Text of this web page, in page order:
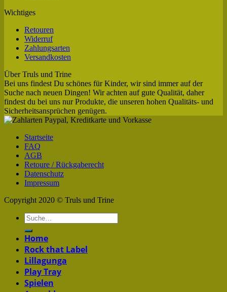
Wichtiges
Retouren
Widerruf
Zahlungsarten
Versandkosten
Über Truls und Trine
Bei uns findest Du schönes für Kinder, wir sind immer auf der
Suche nach neuen Dingen! Wir achten auf gute Qualität, daher
findest du bei uns nur Produkte, die unseren hohen Qualitäts- und
Sicherheitsansprüchen genügen.
Startseite
FAQ
AGB
Retoure / Rückgaberecht
Datenschutz
Impressum
Copyright 2020 © Truls und Trine
Home
Rock that Label
Lillagunga
Play Tray
Spielen